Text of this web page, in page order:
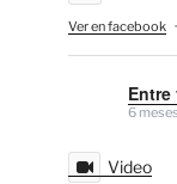
Ver en facebook ·
Entre
6
Video